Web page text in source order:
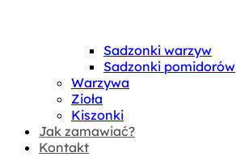
Sadzonki warzyw
Sadzonki pomidorów
Warzywa
Zioła
Kiszonki
Jak zamawiać?
Kontakt